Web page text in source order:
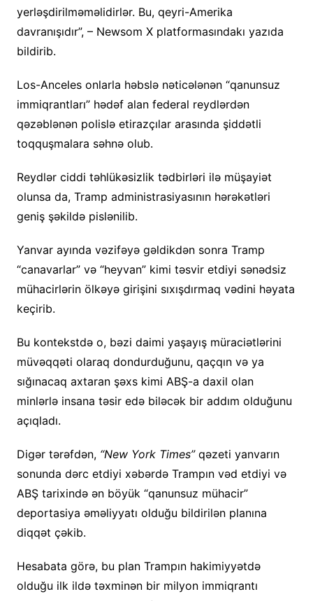
yerləşdirilməməlidirlər. Bu, qeyri-Amerika
davranışıdır”, – Newsom X platformasındakı yazıda
bildirib.
Los-Anceles onlarla həbslə nəticələnən “qanunsuz
immiqrantları” hədəf alan federal reydlərdən
qəzəblənən polislə etirazçılar arasında şiddətli
toqquşmalara səhnə olub.
Reydlər ciddi təhlükəsizlik tədbirləri ilə müşayiət
olunsa da, Tramp administrasiyasının hərəkətləri
geniş şəkildə pislənilib.
Yanvar ayında vəzifəyə gəldikdən sonra Tramp
“canavarlar” və “heyvan” kimi təsvir etdiyi sənədsiz
mühacirlərin ölkəyə girişini sıxışdırmaq vədini həyata
keçirib.
Bu kontekstdə o, bəzi daimi yaşayış müraciətlərini
müvəqqəti olaraq dondurduğunu, qaçqın və ya
sığınacaq axtaran şəxs kimi ABŞ-a daxil olan
minlərlə insana təsir edə biləcək bir addım olduğunu
açıqladı.
Digər tərəfdən, “New York Times”qəzeti yanvarın
sonunda dərc etdiyi xəbərdə Trampın vəd etdiyi və
ABŞ tarixində ən böyük “qanunsuz mühacir”
deportasiya əməliyyatı olduğu bildirilən planına
diqqət çəkib.
Hesabata görə, bu plan Trampın hakimiyyətdə
olduğu ilk ildə təxminən bir milyon immiqrantı